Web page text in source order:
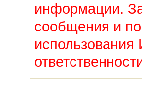
информации.
сообщения и